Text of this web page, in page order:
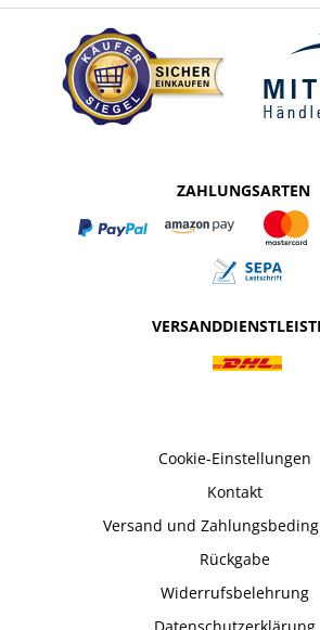
ZAHLUNGSARTEN
Cookie-Einstellungen
Kontakt
Versand und
Rückgabe
Widerrufsbelehrung